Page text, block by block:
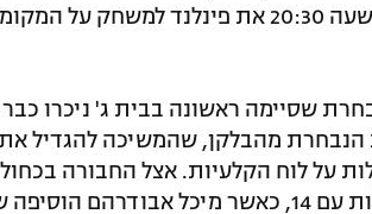
שסיימה ראשונה בבית ג' ניכרו
ב-7:29 לזכות הנבחרת מהבלקן, שהמשיכה
על לוח הקלעיות. אצל החבורה
שש נקודות.